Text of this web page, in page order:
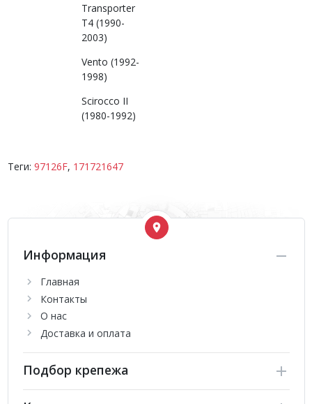
Transporter
T4 (1990-
2003)
Vento (1992-
1998)
Scirocco II
(1980-1992)
Теги: 97126F, 171721647
Информация
Главная
Контакты
О нас
Доставка и оплата
Подбор крепежа